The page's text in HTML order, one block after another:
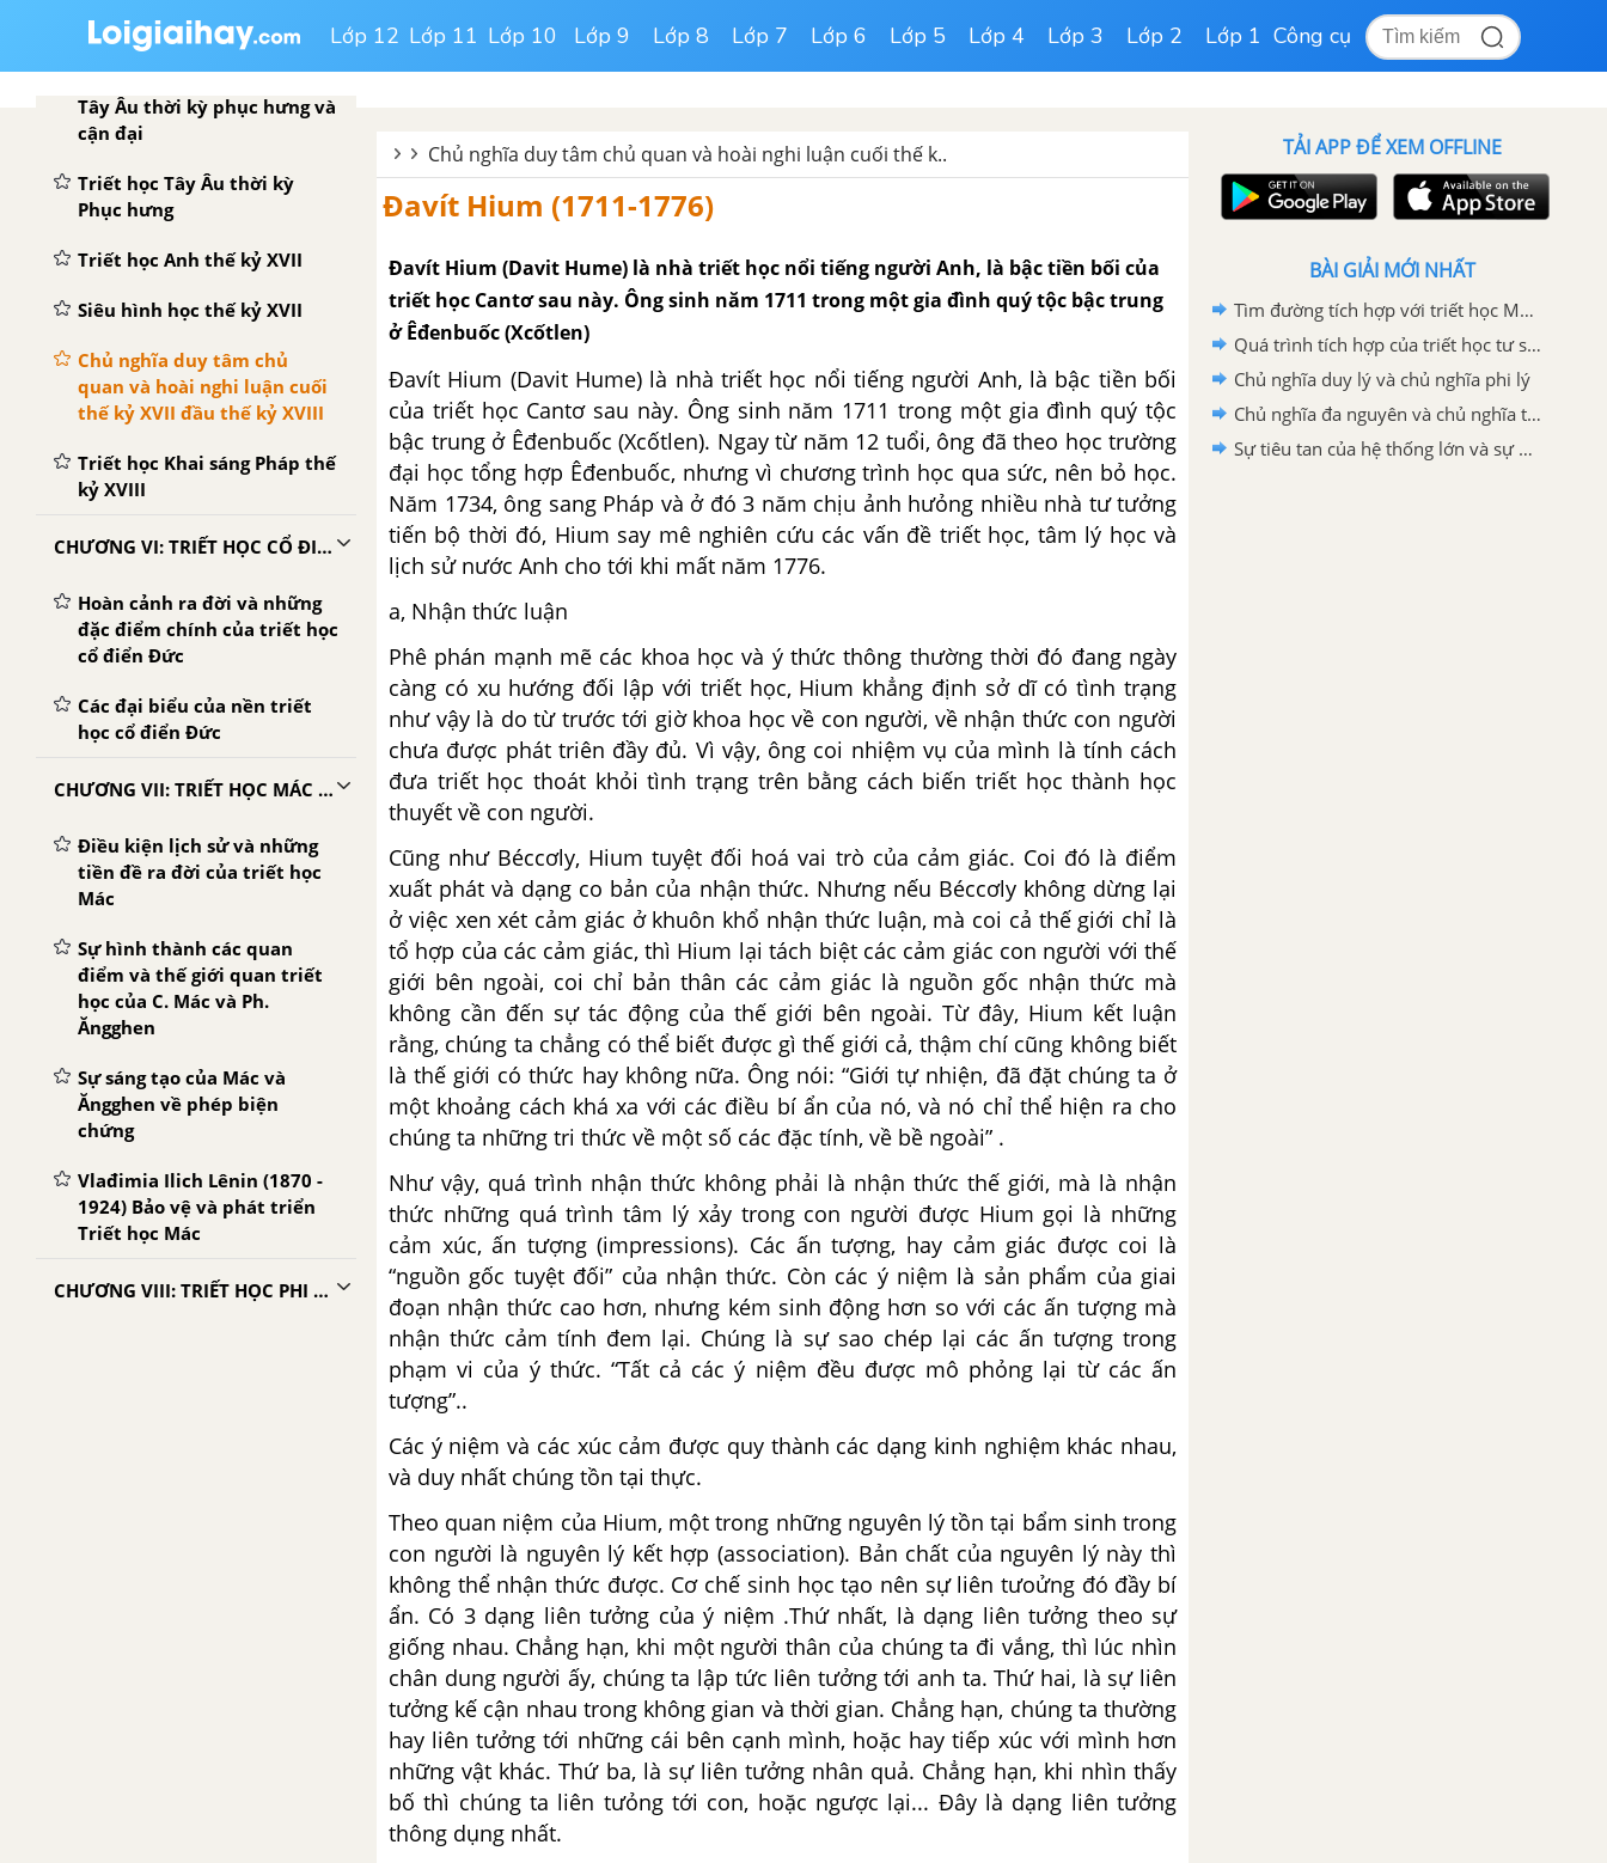
Lớp 12 Lớp 11 Lớp 10 Lớp 9 Lớp 8 Lớp 7 Lớp 6 Lớp 5 Lớp 4 Lớp 3 Lớp 2 Lớp 1 Công cụ
Tây Âu thời kỳ phục hưng và
cận đại
Triết học Tây Âu thời kỳ
Phục hưng
Triết học Anh thế kỷ XVII
Siêu hình học thế kỷ XVII
Chủ nghĩa duy tâm chủ
quan và hoài nghi luận cuối
thế kỷ XVII đầu thế kỷ XVIII
Triết học Khai sáng Pháp thế
kỷ XVIII
CHƯƠNG VI: TRIẾT HỌC CỔ ĐIỂN ĐỨC
Hoàn cảnh ra đời và những
đặc điểm chính của triết học
cổ điển Đức
Các đại biểu của nền triết
học cổ điển Đức
CHƯƠNG VII: TRIẾT HỌC MÁC - LÊNIN
Điều kiện lịch sử và những
tiền đề ra đời của triết học
Mác
Sự hình thành các quan
điểm và thế giới quan triết
học của C. Mác và Ph.
Ăngghen
Sự sáng tạo của Mác và
Ăngghen về phép biện
chứng
Vlađimia Ilich Lênin (1870 -
1924) Bảo vệ và phát triển
Triết học Mác
CHƯƠNG VIII: TRIẾT HỌC PHI MÁCXÍT HIỆN ĐẠI Ở PHƯƠNG TÂY
Chủ nghĩa duy tâm chủ quan và hoài nghi luận cuối thế k..
Đavít Hium (1711-1776)
Đavít Hium (Davit Hume) là nhà triết học nổi tiếng người Anh, là bậc tiền bối của
triết học Cantơ sau này. Ông sinh năm 1711 trong một gia đình quý tộc bậc trung
ở Êđenbuốc (Xcốtlen)
Đavít Hium (Davit Hume) là nhà triết học nổi tiếng người Anh, là bậc tiền bối
của triết học Cantơ sau này. Ông sinh năm 1711 trong một gia đình quý tộc
bậc trung ở Êđenbuốc (Xcốtlen). Ngay từ năm 12 tuổi, ông đã theo học trường
đại học tổng hợp Êđenbuốc, nhưng vì chương trình học qua sức, nên bỏ học.
Năm 1734, ông sang Pháp và ở đó 3 năm chịu ảnh hưỏng nhiều nhà tư tưởng
tiến bộ thời đó, Hium say mê nghiên cứu các vấn đề triết học, tâm lý học và
lịch sử nước Anh cho tới khi mất năm 1776.
a, Nhận thức luận
Phê phán mạnh mẽ các khoa học và ý thức thông thường thời đó đang ngày
càng có xu hướng đối lập với triết học, Hium khẳng định sở dĩ có tình trạng
như vậy là do từ trước tới giờ khoa học về con người, về nhận thức con người
chưa được phát triên đầy đủ. Vì vậy, ông coi nhiệm vụ của mình là tính cách
đưa triết học thoát khỏi tình trạng trên bằng cách biến triết học thành học
thuyết về con người.
Cũng như Béccơly, Hium tuyệt đối hoá vai trò của cảm giác. Coi đó là điểm
xuất phát và dạng co bản của nhận thức. Nhưng nếu Béccơly không dừng lại
ở việc xen xét cảm giác ở khuôn khổ nhận thức luận, mà coi cả thế giới chỉ là
tổ hợp của các cảm giác, thì Hium lại tách biệt các cảm giác con người với thế
giới bên ngoài, coi chỉ bản thân các cảm giác là nguồn gốc nhận thức mà
không cần đến sự tác động của thế giới bên ngoài. Từ đây, Hium kết luận
rằng, chúng ta chẳng có thể biết được gì thế giới cả, thậm chí cũng không biết
là thế giới có thức hay không nữa. Ông nói: “Giới tự nhiện, đã đặt chúng ta ở
một khoảng cách khá xa với các điều bí ẩn của nó, và nó chỉ thể hiện ra cho
chúng ta những tri thức về một số các đặc tính, về bề ngoài” .
Như vậy, quá trình nhận thức không phải là nhận thức thế giới, mà là nhận
thức những quá trình tâm lý xảy trong con người được Hium gọi là những
cảm xúc, ấn tượng (impressions). Các ấn tượng, hay cảm giác được coi là
“nguồn gốc tuyệt đối” của nhận thức. Còn các ý niệm là sản phẩm của giai
đoạn nhận thức cao hơn, nhưng kém sinh động hơn so với các ấn tượng mà
nhận thức cảm tính đem lại. Chúng là sự sao chép lại các ấn tượng trong
phạm vi của ý thức. “Tất cả các ý niệm đều được mô phỏng lại từ các ấn
tượng”..
Các ý niệm và các xúc cảm được quy thành các dạng kinh nghiệm khác nhau,
và duy nhất chúng tồn tại thực.
Theo quan niệm của Hium, một trong những nguyên lý tồn tại bẩm sinh trong
con người là nguyên lý kết hợp (association). Bản chất của nguyên lý này thì
không thể nhận thức được. Cơ chế sinh học tạo nên sự liên tưoửng đó đầy bí
ẩn. Có 3 dạng liên tưởng của ý niệm .Thứ nhất, là dạng liên tưởng theo sự
giống nhau. Chẳng hạn, khi một người thân của chúng ta đi vắng, thì lúc nhìn
chân dung người ấy, chúng ta lập tức liên tưởng tới anh ta. Thứ hai, là sự liên
tưởng kế cận nhau trong không gian và thời gian. Chẳng hạn, chúng ta thường
hay liên tưởng tới những cái bên cạnh mình, hoặc hay tiếp xúc với mình hơn
những vật khác. Thứ ba, là sự liên tưởng nhân quả. Chẳng hạn, khi nhìn thấy
bố thì chúng ta liên tưỏng tới con, hoặc ngược lại... Đây là dạng liên tưởng
thông dụng nhất.
TẢI APP ĐỂ XEM OFFLINE
BÀI GIẢI MỚI NHẤT
Tìm đường tích hợp với triết học Mác - Lênin
Quá trình tích hợp của triết học tư sản hiện đại
Chủ nghĩa duy lý và chủ nghĩa phi lý
Chủ nghĩa đa nguyên và chủ nghĩa tương đối tuyệt đối
Sự tiêu tan của hệ thống lớn và sự phân mảnh của chủ đề